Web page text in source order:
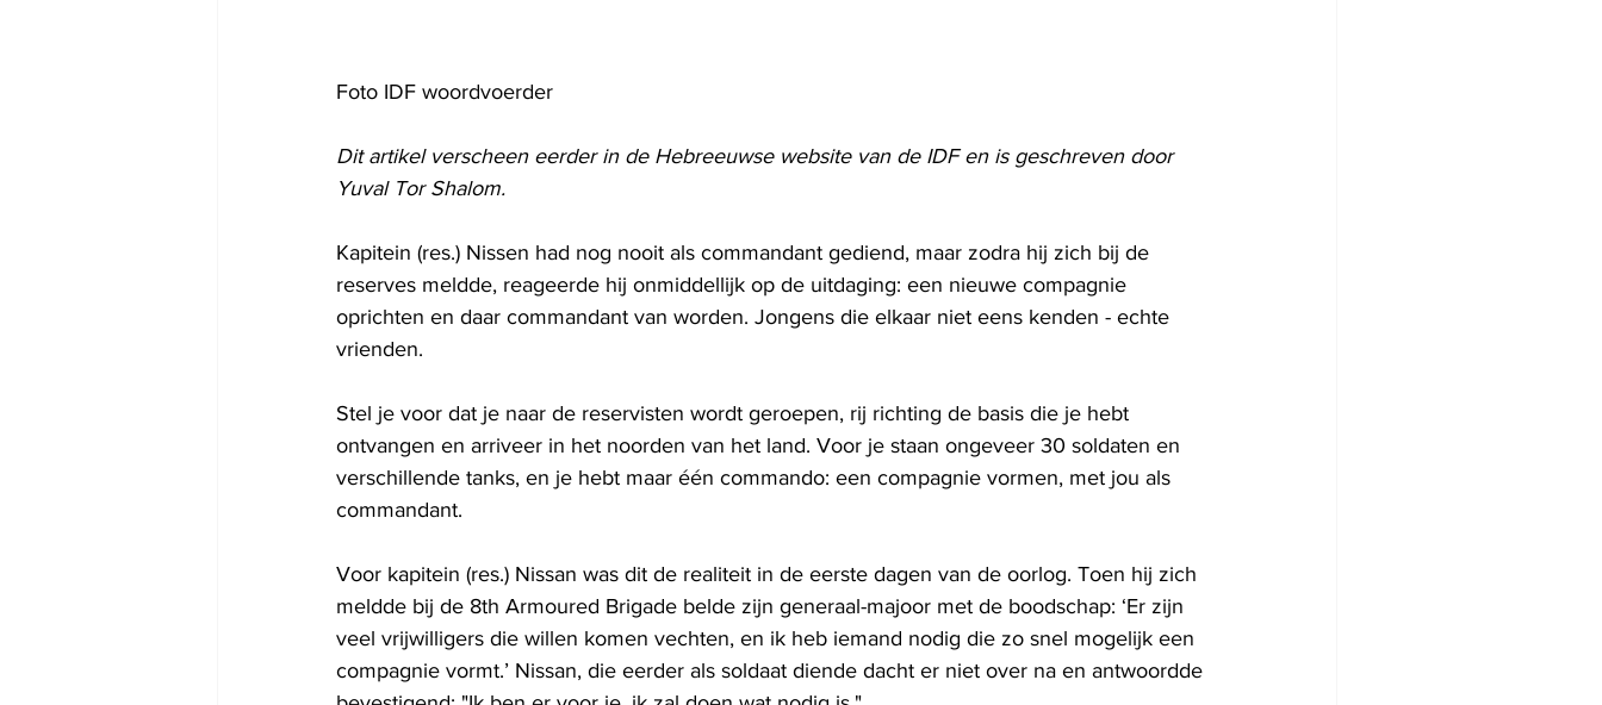
Foto IDF woordvoerder
Dit artikel verscheen eerder in de Hebreeuwse website van de IDF en is geschreven door
Yuval Tor Shalom.
Kapitein (res.) Nissen had nog nooit als commandant gediend, maar zodra hij zich bij de
reserves meldde, reageerde hij onmiddellijk op de uitdaging: een nieuwe compagnie
oprichten en daar commandant van worden. Jongens die elkaar niet eens kenden - echte
vrienden.
Stel je voor dat je naar de reservisten wordt geroepen, rij richting de basis die je hebt
ontvangen en arriveer in het noorden van het land. Voor je staan ​​ongeveer 30 soldaten en
verschillende tanks, en je hebt maar één commando: een compagnie vormen, met jou als
commandant.
Voor kapitein (res.) Nissan was dit de realiteit in de eerste dagen van de oorlog. Toen hij zich
meldde bij de 8th Armoured Brigade belde zijn generaal-majoor met de boodschap: ‘Er zijn
veel vrijwilligers die willen komen vechten, en ik heb iemand nodig die zo snel mogelijk een
compagnie vormt.’ Nissan, die eerder als soldaat diende dacht er niet over na en antwoordde